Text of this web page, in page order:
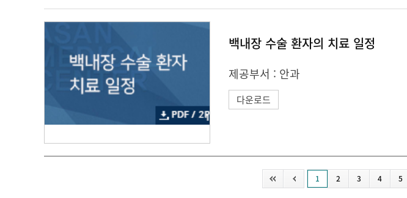
백내장 수술 환자의 치료 일정
제공부서 : 안과
다운로드
1 2 3 4 5